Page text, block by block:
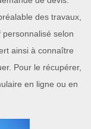
des travaux,
selon
ainsi à connaître
Pour le récupérer,
en ligne ou en